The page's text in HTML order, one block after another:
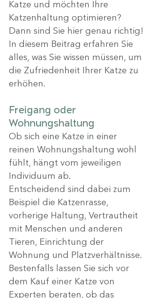
Katze und möchten Ihre
Katzenhaltung optimieren?
Dann sind Sie hier genau richtig!
In diesem Beitrag erfahren Sie
alles, was Sie wissen müssen, um
die Zufriedenheit Ihrer Katze zu
erhöhen.
Freigang oder
Wohnungshaltung
Ob sich eine Katze in einer
reinen Wohnungshaltung wohl
fühlt, hängt vom jeweiligen
Individuum ab.
Entscheidend sind dabei zum
Beispiel die Katzenrasse,
vorherige Haltung, Vertrautheit
mit Menschen und anderen
Tieren, Einrichtung der
Wohnung und Platzverhältnisse.
Bestenfalls lassen Sie sich vor
dem Kauf einer Katze von
Experten beraten, ob das